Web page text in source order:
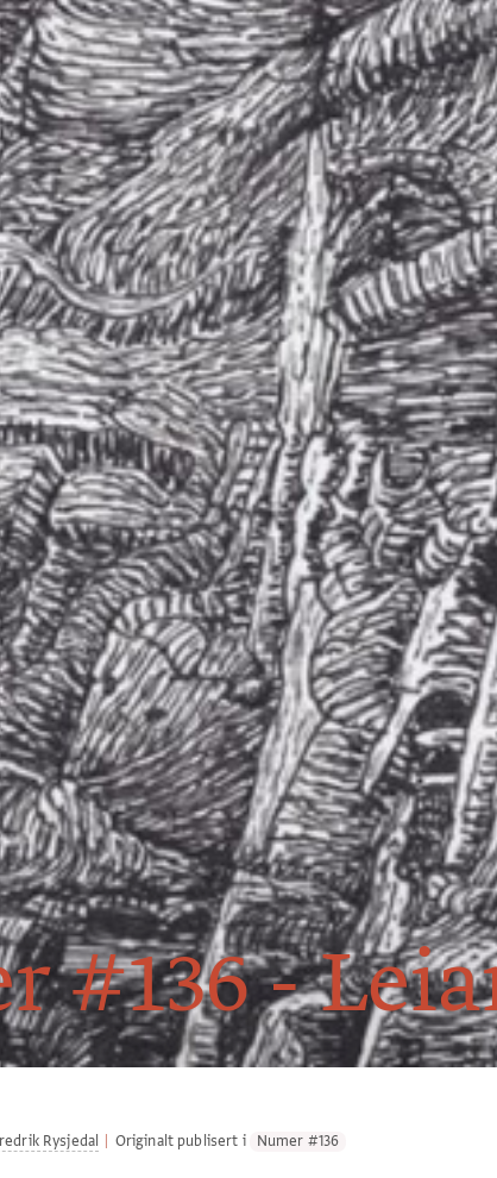
#136 -
Rysjedal Originalt publisert i Numer #136